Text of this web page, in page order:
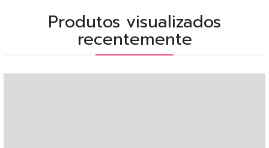
Produtos visualizados
recentemente